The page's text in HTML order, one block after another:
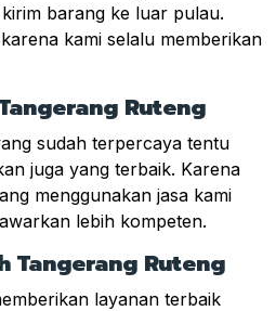
barang ke luar pulau.
kami selalu memberikan
Ruteng
sudah terpercaya tentu
juga yang terbaik. Karena
menggunakan jasa kami
lebih kompeten.
Tangerang Ruteng
layanan terbaik